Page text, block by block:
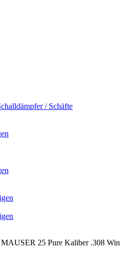
/ Schäfte
MAUSER 25 Pure Kaliber .308 Win